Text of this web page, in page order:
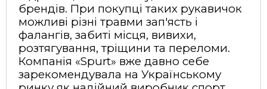
брендів. При покупці таких рукавичок
можливі різні травми зап'ясть і
фалангів, забиті місця, вивихи,
розтягування, тріщини та переломи.
Компанія «Spurt» вже давно себе
зарекомендувала на Українському